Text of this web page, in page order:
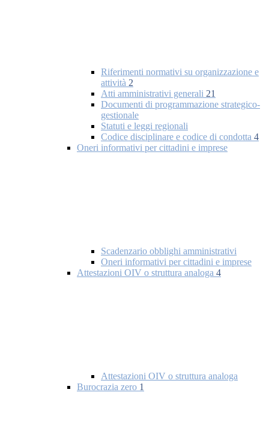
Riferimenti normativi su organizzazione e
attività 2
Atti amministrativi generali 21
Documenti di programmazione strategico-
gestionale
Statuti e leggi regionali
Codice disciplinare e codice di condotta 4
Oneri informativi per cittadini e imprese
Scadenzario obblighi amministrativi
Oneri informativi per cittadini e imprese
Attestazioni OIV o struttura analoga 4
Attestazioni OIV o struttura analoga
Burocrazia zero 1